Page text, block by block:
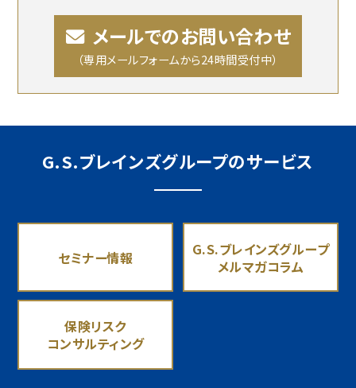
メールでのお問い合わせ
（専用メールフォームから24時間受付中）
G.S.ブレインズグループのサービス
セミナー情報
G.S.ブレインズグループ
メルマガコラム
保険リスク
コンサルティング